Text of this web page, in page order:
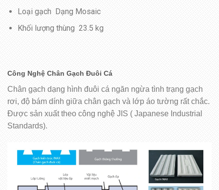
Loại gạch Dạng Mosaic
Khối lượng thùng 23.5 kg
Công Nghệ Chân Gạch Đuôi Cá
Chân gạch dạng hình đuôi cá ngăn ngừa tình trạng gạch
rơi, độ bám dính giữa chân gạch và lớp áo tường rất chắc.
Được sản xuất theo công nghệ JIS ( Japanese Industrial
Standards).